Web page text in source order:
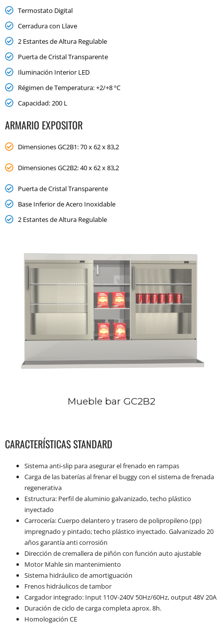
Termostato Digital
Cerradura con Llave
2 Estantes de Altura Regulable
Puerta de Cristal Transparente
Iluminación Interior LED
Régimen de Temperatura: +2/+8 ºC
Capacidad: 200 L
ARMARIO EXPOSITOR
Dimensiones GC2B1: 70 x 62 x 83,2
Dimensiones GC2B2: 40 x 62 x 83,2
Puerta de Cristal Transparente
Base Inferior de Acero Inoxidable
2 Estantes de Altura Regulable
Mueble bar GC2B2
CARACTERÍSTICAS STANDARD
Sistema anti-slip para asegurar el frenado en rampas
Carga de las baterías al frenar el buggy con el sistema de frenada
regenerativa
Estructura: Perfil de aluminio galvanizado, techo plástico
inyectado
Carrocería: Cuerpo delantero y trasero de polipropileno (pp)
impregnado y pintado; techo plástico inyectado. Galvanizado 20
años garantía anti corrosión
Dirección de cremallera de piñón con función auto ajustable
Motor Mahle sin mantenimiento
Sistema hidráulico de amortiguación
Frenos hidráulicos de tambor
Cargador integrado: Input 110V-240V 50Hz/60Hz, output 48V 20A
Duración de ciclo de carga completa aprox. 8h.
Homologación CE